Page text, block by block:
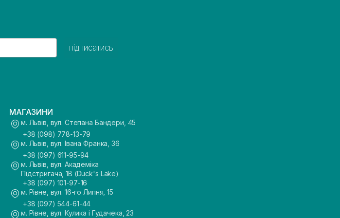
підписатись
МАГАЗИНИ
м. Львів, вул. Степана Бандери, 45
+38 (098) 778-13-79
м. Львів, вул. Івана Франка, 36
+38 (097) 611-95-94
м. Львів, вул. Академіка
Підстригача, 1В (Duck's Lake)
+38 (097) 101-97-16
м. Рівне, вул. 16-го Липня, 15
+38 (097) 544-61-44
м. Рівне, вул. Кулика і Гудачека, 23